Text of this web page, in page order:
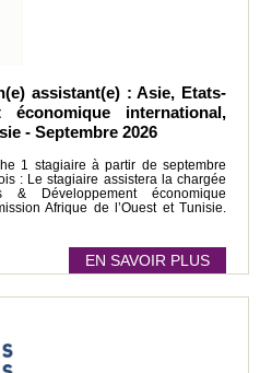
assistant(e) : Asie, Etats-
international,
- Septembre 2026
1 stagiaire à partir de septembre
: Le stagiaire assistera la chargée
Développement économique
Afrique de l’Ouest et Tunisie.
EN SAVOIR PLUS